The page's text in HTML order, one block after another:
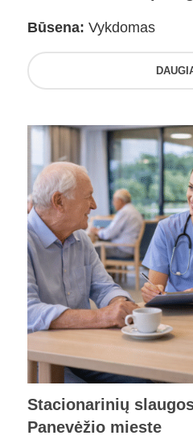
Būsena: Vykdomas
Stacionarinių
Panevėžio mieste